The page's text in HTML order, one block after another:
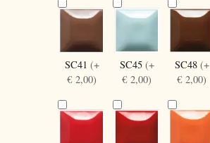
SC41 (+
€ 2,00)
SC45 (+
€ 2,00)
SC48 (+
€ 2,00)